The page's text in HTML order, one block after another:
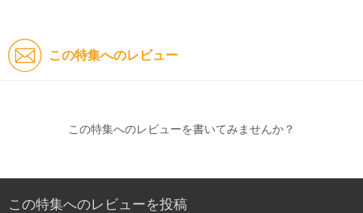
この特集へのレビュー
この特集へのレビューを書いてみませんか？
この特集へのレビューを投稿